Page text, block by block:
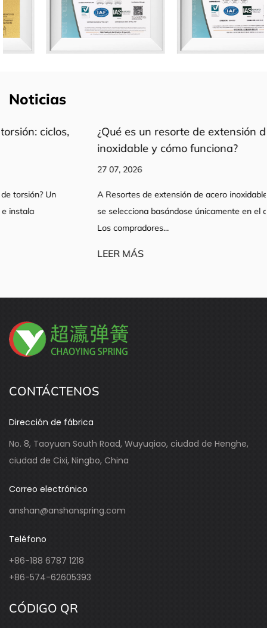
Noticias
¿Qué es un resorte de extensión de acero
inoxidable y cómo funciona?
A Resortes de extensión de acero inoxidable El producto rara vez
se selecciona basándose únicamente en el diámetro del alambre.
CONTÁCTENOS
Dirección de fábrica
No. 8, Taoyuan South Road, Wuyuqiao, ciudad de Henghe,
ciudad de Cixi, Ningbo, China
Correo electrónico
anshan@anshanspring.com
Teléfono
+86-188 6787 1218
+86-574-62605393
CÓDIGO QR